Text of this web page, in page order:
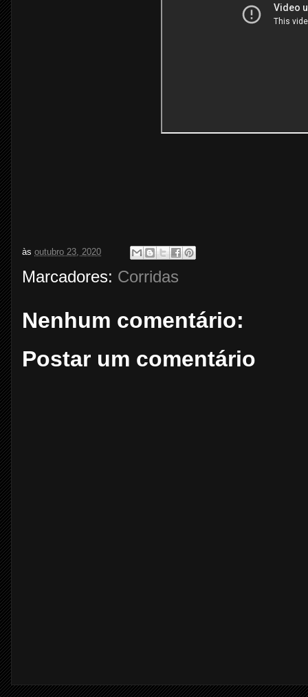
às outubro 23, 2020
Marcadores: Corridas
Nenhum comentário:
Postar um comentário